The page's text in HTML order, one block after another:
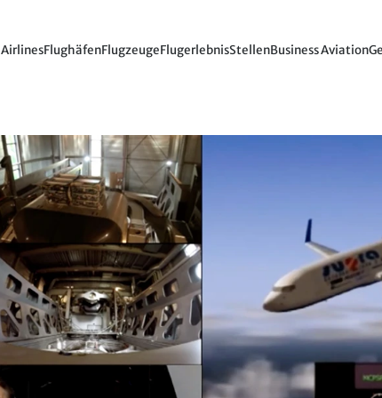
AirlinesFlughäfenFlugzeugeFlugerlebnisStellenBusiness Aviation